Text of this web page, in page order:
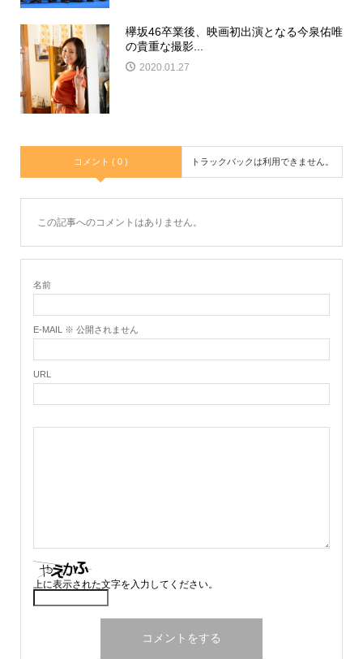
欅坂46卒業後、映画初出演となる今泉佑唯
の貴重な撮影...
2020.01.27
コメント ( 0 ) トラックバックは利用できません。
この記事へのコメントはありません。
名前
E-MAIL ※ 公開されません
URL
上に表示された文字を入力してください。